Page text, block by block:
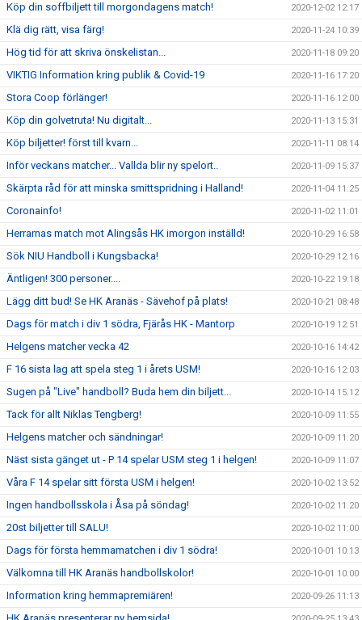
Köp din soffbiljett till morgondagens match! 2020-12-02 12:17
Klä dig rätt, visa färg! 2020-11-24 10:39
Hög tid för att skriva önskelistan... 2020-11-18 09:20
VIKTIG Information kring publik & Covid-19 2020-11-16 17:20
Stora Coop förlänger! 2020-11-16 12:00
Köp din golvetruta! Nu digitalt... 2020-11-13 15:31
Köp biljetter! först till kvarn... 2020-11-11 08:14
Inför veckans matcher... Vallda blir ny spelort.. 2020-11-09 15:37
Skärpta råd för att minska smittspridning i Halland! 2020-11-04 11:25
Coronainfo! 2020-11-02 11:01
Herrarnas match mot Alingsås HK imorgon inställd! 2020-10-29 16:58
Sök NIU Handboll i Kungsbacka! 2020-10-29 12:16
Äntligen! 300 personer.... 2020-10-22 19:18
Lägg ditt bud! Se HK Aranäs - Sävehof på plats! 2020-10-21 08:48
Dags för match i div 1 södra, Fjärås HK - Mantorp 2020-10-19 12:51
Helgens matcher vecka 42 2020-10-16 14:42
F 16 sista lag att spela steg 1 i årets USM! 2020-10-16 12:03
Sugen på "Live" handboll? Buda hem din biljett... 2020-10-14 15:12
Tack för allt Niklas Tengberg! 2020-10-09 11:55
Helgens matcher och sändningar! 2020-10-09 11:20
Näst sista gänget ut - P 14 spelar USM steg 1 i helgen! 2020-10-09 11:07
Våra F 14 spelar sitt första USM i helgen! 2020-10-02 13:52
Ingen handbollsskola i Åsa på söndag! 2020-10-02 11:20
20st biljetter till SALU! 2020-10-02 11:00
Dags för första hemmamatchen i div 1 södra! 2020-10-01 10:13
Välkomna till HK Aranäs handbollskolor! 2020-10-01 10:00
Information kring hemmapremiären! 2020-09-26 11:13